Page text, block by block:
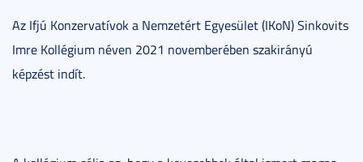
Az Ifjú Konzervatívok a Nemzetért Egyesület (IKoN) Sinkovits
Imre Kollégium néven 2021 novemberében szakirányú
képzést indít.